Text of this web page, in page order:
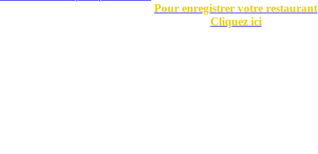
Pour enregistrer votre restaurant
Cliquez ici